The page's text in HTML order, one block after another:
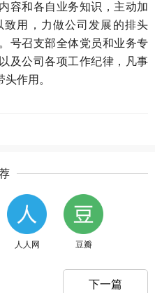
容和各自业务知识，主动加
用，力做公司发展的排头
号召支部全体党员和业务专
及公司各项工作纪律，凡事
作用。
人人网 豆瓣
下一篇